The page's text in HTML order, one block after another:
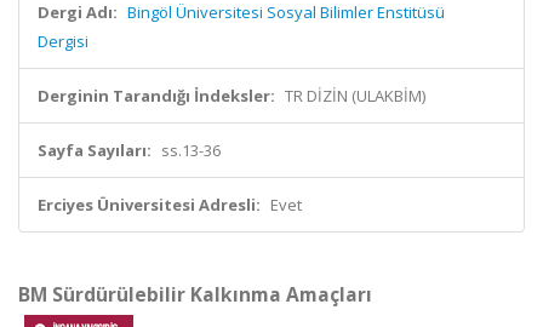
Dergi Adı: Bingöl Üniversitesi Sosyal Bilimler Enstitüsü
Dergisi
Derginin Tarandığı İndeksler: TR DİZİN (ULAKBİM)
Sayfa Sayıları: ss.13-36
Erciyes Üniversitesi Adresli: Evet
BM Sürdürülebilir Kalkınma Amaçları